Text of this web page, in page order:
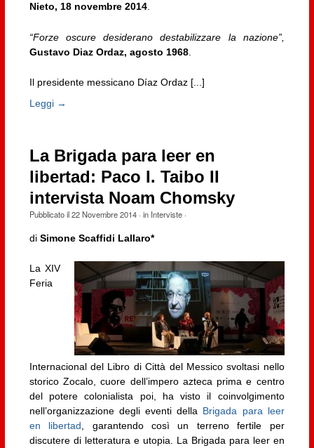
Nieto, 18 novembre 2014.
“Forze oscure desiderano destabilizzare la nazione”,
Gustavo Diaz Ordaz, agosto 1968.
Il presidente messicano Díaz Ordaz [...]
Leggi →
La Brigada para leer en
libertad: Paco I. Taibo II
intervista Noam Chomsky
Pubblicato il22 Novembre 2014· in Interviste·
di Simone Scaffidi Lallaro*
La XIV
Feria
Internacional del Libro di Città del Messico svoltasi nello
storico Zocalo, cuore dell’impero azteca prima e centro
del potere colonialista poi, ha visto il coinvolgimento
nell’organizzazione degli eventi della Brigada para leer
en libertad , garantendo così un terreno fertile per
discutere di letteratura e utopia. La Brigada para leer en